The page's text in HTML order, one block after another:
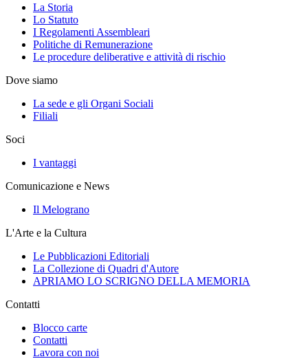
La Storia
Lo Statuto
I Regolamenti Assembleari
Politiche di Remunerazione
Le procedure deliberative e attività di rischio
Dove siamo
La sede e gli Organi Sociali
Filiali
Soci
I vantaggi
Comunicazione e News
Il Melograno
L'Arte e la Cultura
Le Pubblicazioni Editoriali
La Collezione di Quadri d'Autore
APRIAMO LO SCRIGNO DELLA MEMORIA
Contatti
Blocco carte
Contatti
Lavora con noi